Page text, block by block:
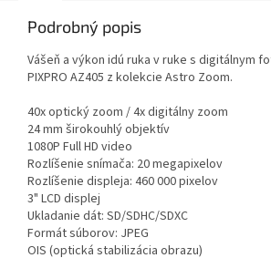
Podrobný popis
Vášeň a výkon idú ruka v ruke s digitálnym
PIXPRO AZ405 z kolekcie Astro Zoom.
40x optický zoom / 4x digitálny zoom
24 mm širokouhlý objektív
1080P Full HD video
Rozlíšenie snímača: 20 megapixelov
Rozlíšenie displeja: 460 000 pixelov
3" LCD displej
Ukladanie dát: SD/SDHC/SDXC
Formát súborov: JPEG
OIS (optická stabilizácia obrazu)